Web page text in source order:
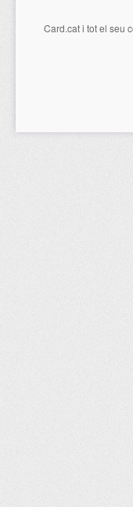
Card.cati tot el seu